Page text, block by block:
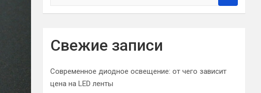
a
c
h
Свежие записи
Современное диодное освещение: от чего зависит
цена на LED ленты